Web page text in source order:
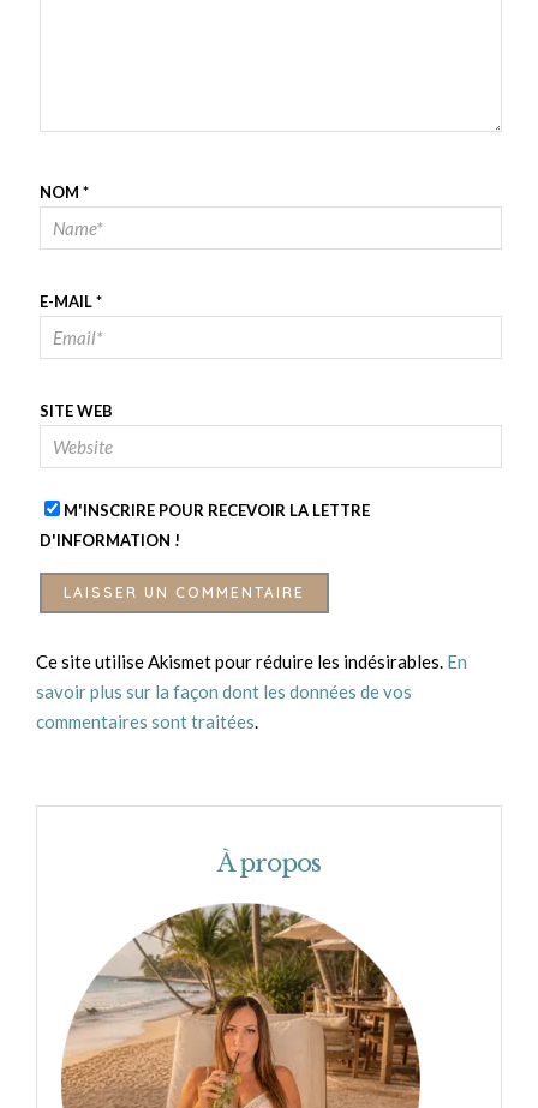
NOM *
E-MAIL*
SITE WEB
M'INSCRIRE POUR RECEVOIR LA LETTRE
D'INFORMATION !
Ce site utilise Akismet pour réduire les indésirables. En
savoir plus sur la façon dont les données de vos
commentaires sont traitées.
À propos